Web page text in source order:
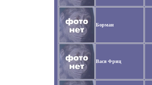
Борман
Вася Фриц